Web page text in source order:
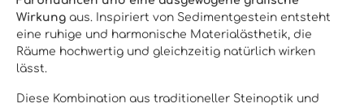
Wirkung aus. Inspiriert von Sedimentgestein entsteht
eine ruhige und harmonische Materialästhetik, die
Räume hochwertig und gleichzeitig natürlich wirken
lässt.
Diese Kombination aus traditioneller Steinoptik und